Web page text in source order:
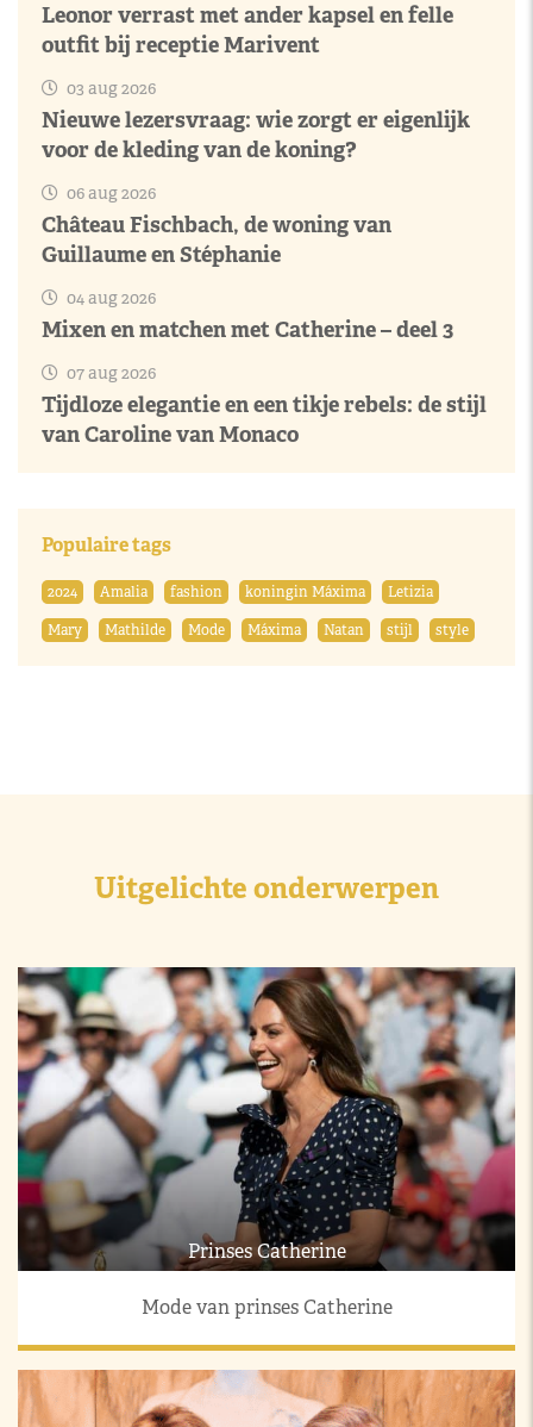
Leonor verrast met ander kapsel en felle
outfit bij receptie Marivent
03 aug 2026
Nieuwe lezersvraag: wie zorgt er eigenlijk
voor de kleding van de koning?
06 aug 2026
Château Fischbach, de woning van
Guillaume en Stéphanie
04 aug 2026
Mixen en matchen met Catherine – deel 3
07 aug 2026
Tijdloze elegantie en een tikje rebels: de stijl
van Caroline van Monaco
Populaire tags
2024 Amalia fashion koningin Máxima
Letizia
Mary
Mathilde Mode Máxima Natan stijl style
Uitgelichte onderwerpen
Prinses Catherine
Mode van prinses Catherine